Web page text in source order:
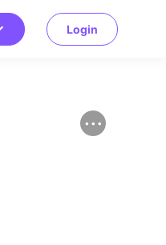
Login